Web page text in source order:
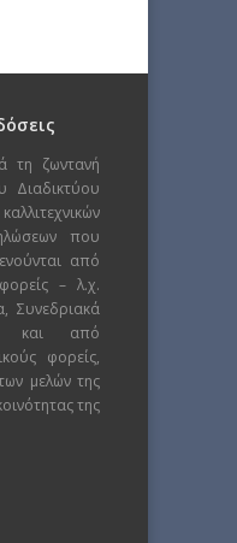
τη ζωντανή
Διαδικτύου
που
από
– λ.χ.
Συνεδριακά
και από
φορείς,
μελών της
της